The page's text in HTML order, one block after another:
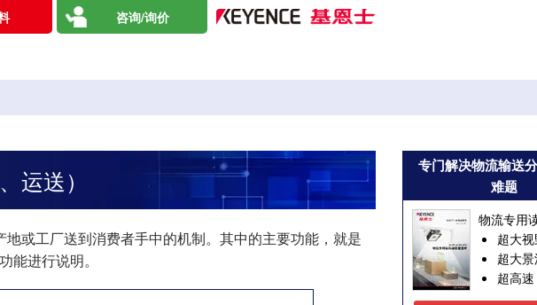
咨询/询价
运送）
或工厂送到消费者手中的机制。其中的主要功能，就是
能进行说明。
专门解决物流输送
难题
物流专用
超大
超大
超高速